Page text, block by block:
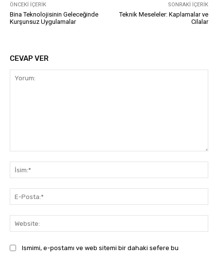
ÖNCEKI İÇERIK
Bina Teknolojisinin Geleceğinde
Kurşunsuz Uygulamalar
SONRAKI İÇERIK
Teknik Meseleler: Kaplamalar ve
Cilalar
CEVAP VER
Ismimi, e-postamı ve web sitemi bir dahaki sefere bu